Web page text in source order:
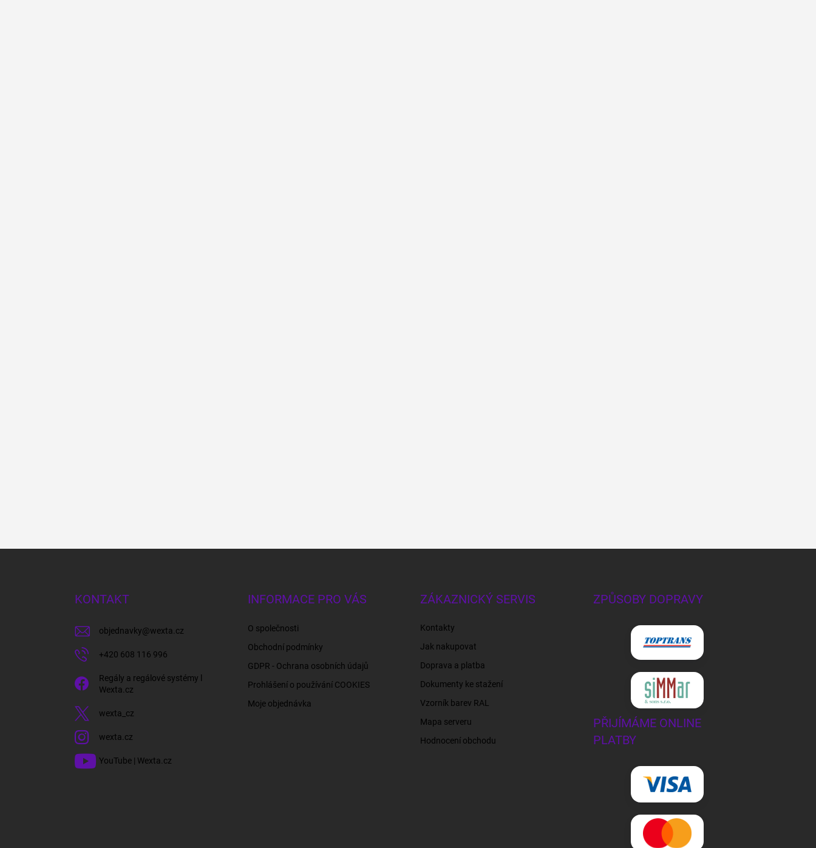
KONTAKT
objednavky@wexta.cz
+420 608 116 996
Regály a regálové systémy l
Wexta.cz
wexta_cz
wexta.cz
YouTube | Wexta.cz
INFORMACE PRO VÁS
O společnosti
Obchodní podmínky
GDPR - Ochrana osobních údajů
Prohlášení o používání COOKIES
Moje objednávka
ZÁKAZNICKÝ SERVIS
Kontakty
Jak nakupovat
Doprava a platba
Dokumenty ke stažení
Vzorník barev RAL
Mapa serveru
Hodnocení obchodu
ZPŮSOBY DOPRAVY
PŘIJÍMÁME ONLINE
PLATBY